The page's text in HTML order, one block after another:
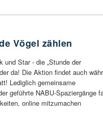
Vögel zählen
und Star - die „Stunde der
da! Die Aktion findet auch
Lediglich gemeinsame
geführte NABU-Spaziergänge
online mitzumachen